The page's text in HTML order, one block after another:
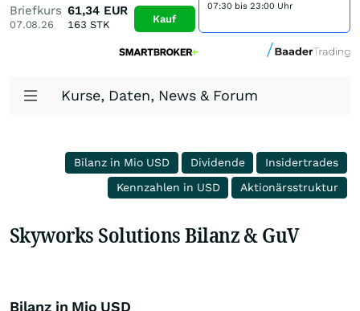
Briefkurs
07.08.26
61,34 EUR
163 STK Kauf
07:30 bis 23:00 Uhr
Kurse, Daten, News & Forum
Bilanz in Mio USD Dividende
Insidertrades
Kennzahlen in USD
Aktionärsstruktur
Skyworks Solutions Bilanz & GuV
Bilanz in Mio USD